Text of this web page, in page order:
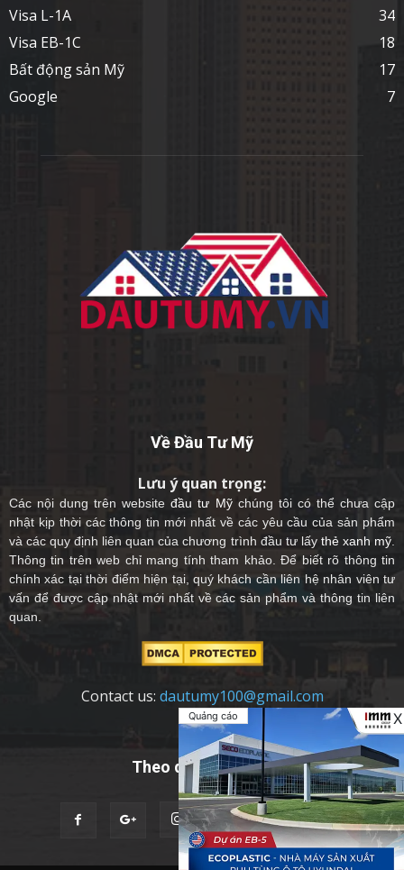
Quảng cáo X
Visa L-1A
34
Visa EB-1C
18
Bất động sản Mỹ
17
Google
7
Về Đầu Tư Mỹ
Lưu ý quan trọng:
Các nội dung trên websiteđầu tư Mỹchúng tôi có thể chưa cập
nhật kịp thời các thông tin mới nhất về các yêu cầu của sản phẩm
và các quy định liên quan của chương trình đầu tư lấy thẻ xanh mỹ
Thông tin trên web chỉ mang tính tham khảo. Để biết rõ thông tin
chính xác tại thời điểm hiện tại, quý khách cần liên hệ nhân viên tư
vấn để được cập nhật mới nhất về các sản phẩm và thông tin liên
quan.
Contact us: dautumy100@gmail.com
Theo dõi chúng tôi